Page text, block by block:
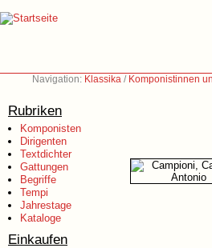
Navigation: Klassika / Komponistinnen
Rubriken
Komponisten
Dirigenten
Textdichter
Gattungen
Begriffe
Tempi
Jahrestage
Kataloge
Einkaufen